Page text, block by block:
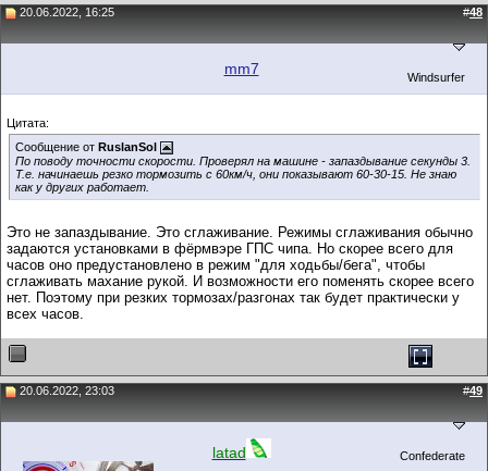
20.06.2022, 16:25 #48
mm7 Windsurfer
Цитата:
Сообщение от RuslanSol
По поводу точности скорости. Проверял на машине - запаздывание секунды 3.
Т.е. начинаешь резко тормозить с 60км/ч, они показывают 60-30-15. Не знаю
как у других работает.
Это не запаздывание. Это сглаживание. Режимы сглаживания обычно
задаются установками в фёрмвэре ГПС чипа. Но скорее всего для
часов оно предустановлено в режим "для ходьбы/бега", чтобы
сглаживать махание рукой. И возможности его поменять скорее всего
нет. Поэтому при резких тормозах/разгонах так будет практически у
всех часов.
20.06.2022, 23:03 #49
latad Confederate